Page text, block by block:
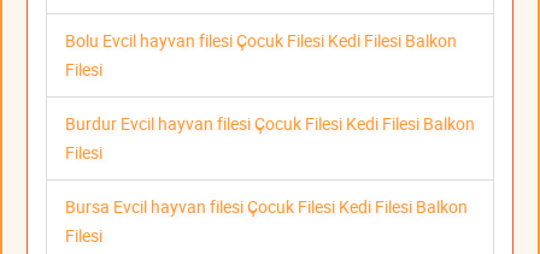
Bolu Evcil hayvan filesi Çocuk Filesi Kedi Filesi Balkon
Filesi
Burdur Evcil hayvan filesi Çocuk Filesi Kedi Filesi Balkon
Filesi
Bursa Evcil hayvan filesi Çocuk Filesi Kedi Filesi Balkon
Filesi